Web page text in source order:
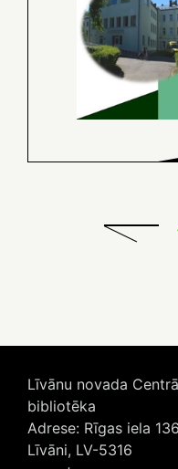
Līvānu novada
bibliotēka
Adrese: Rīgas iela
Līvāni, LV-5316